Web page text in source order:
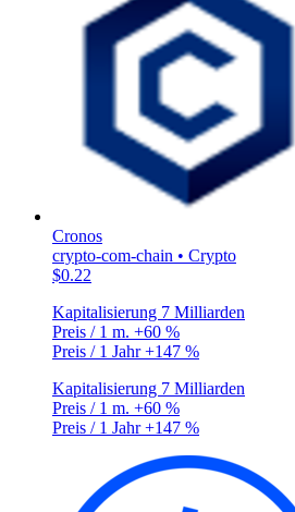
Cronos
crypto-com-chain • Crypto
$0.22
Kapitalisierung 7 Milliarden
Preis / 1 m. +60 %
Preis / 1 Jahr+147 %
Kapitalisierung 7 Milliarden
Preis / 1 m. +60 %
Preis / 1 Jahr+147 %